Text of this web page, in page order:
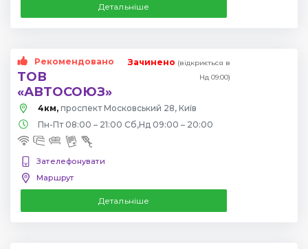
Детальніше
Рекомендовано
ТОВ
«АВТОСОЮЗ»
Зачинено (відкриється в
Нд 09:00)
4км, проспект Московський 28, Київ
Пн-Пт 08:00 – 21:00 Сб,Нд 09:00 – 20:00
Зателефонувати
Маршрут
Детальніше